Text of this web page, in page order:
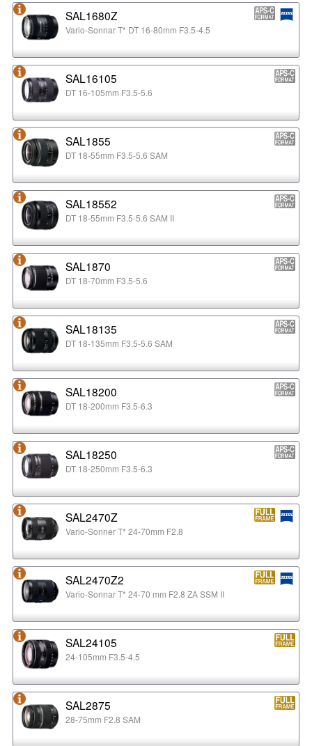
SAL1680Z
Vario-Sonnar T* DT 16-80mm F3.5-4.5
SAL16105
DT 16-105mm F3.5-5.6
SAL1855
DT 18-55mm F3.5-5.6 SAM
SAL18552
DT 18-55mm F3.5-5.6 SAM II
SAL1870
DT 18-70mm F3.5-5.6
SAL18135
DT 18-135mm F3.5-5.6 SAM
SAL18200
DT 18-200mm F3.5-6.3
SAL18250
DT 18-250mm F3.5-6.3
SAL2470Z
Vario-Sonner T* 24-70mm F2.8
SAL2470Z2
Vario-Sonnar T* 24-70 mm F2.8 ZA SSM II
SAL24105
24-105mm F3.5-4.5
SAL2875
28-75mm F2.8 SAM